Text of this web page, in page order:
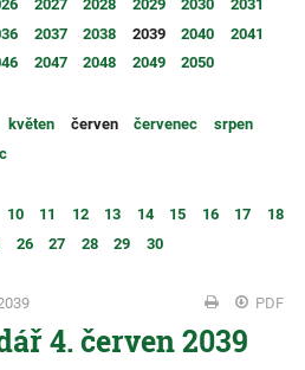
2027 2028 2029 2030
2031
2037 2038 2039 2040
2041
2047 2048 2049 2050
květen červen červenec
srpen
10 11 12 13 14 15 16 17
18
26 27 28 29 30
PDF
4. červen 2039